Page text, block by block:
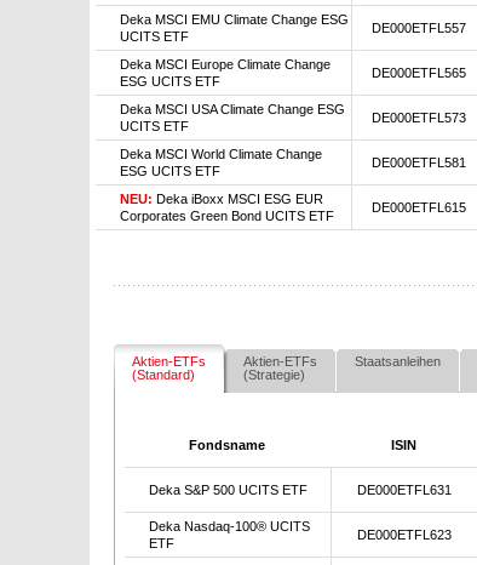
Deka MSCI EMU Climate Change ESG
UCITS ETF
DE000ETFL557
Deka MSCI Europe Climate Change
ESG UCITS ETF
DE000ETFL565
Deka MSCI USA Climate Change ESG
UCITS ETF
DE000ETFL573
Deka MSCI World Climate Change
ESG UCITS ETF
DE000ETFL581
NEU: Deka iBoxx MSCI ESG EUR
Corporates Green Bond UCITS ETF
DE000ETFL615
Aktien-ETFs
(Standard)
Aktien-ETFs
(Strategie)
Staatsanleihen
Fondsname ISIN
Deka S&P 500 UCITS ETF DE000ETFL631
Deka Nasdaq-100® UCITS
ETF
DE000ETFL623